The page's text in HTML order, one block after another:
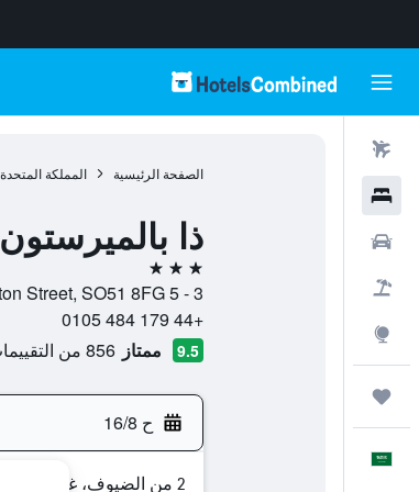
الصفحة الرئيسية المملكة المتحدة
ذا
3 نجوم
3 - 5 Palmerston Street, SO51 8FG, رومسي, إنجلترا, المملكة المتحدة
+44 179 484 0105
9.5 ممتاز 856 من التقييمات تم التحقق منها
ح 16/8
2 من الضيوف، غرفة واحدة